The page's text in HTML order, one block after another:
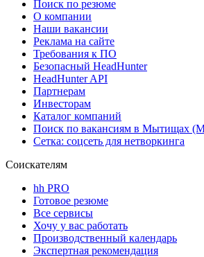
Поиск по резюме
О компании
Наши вакансии
Реклама на сайте
Требования к ПО
Безопасный HeadHunter
HeadHunter API
Партнерам
Инвесторам
Каталог компаний
Поиск по вакансиям в Мытищах
Сетка: соцсеть для нетворкинга
Соискателям
hh PRO
Готовое резюме
Все сервисы
Хочу у вас работать
Производственный календарь
Экспертная рекомендация